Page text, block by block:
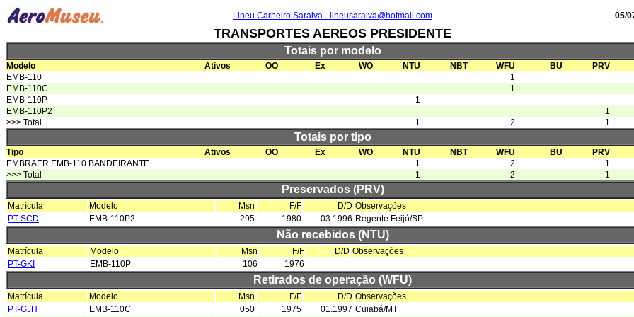
Lineu Carneiro Saraiva - lineusaraiva@hotmail.com 05/
TRANSPORTES AEREOS PRESIDENTE
Totais por modelo
Modelo Ativos OO Ex WO NTU NBT WFU BU PRV
EMB-110
1
EMB-110C
1
EMB-110P
1
EMB-110P2
1
>>> Total
1 2 1
Totais por tipo
Tipo Ativos OO Ex WO NTU NBT WFU BU PRV
EMBRAER EMB-110 BANDEIRANTE
1 2 1
>>> Total
1 2 1
Preservados (PRV)
Matrícula Modelo Msn F/F D/D Observações
PT-SCD
EMB-110P2 295 1980 03.1996 Regente Feijó/SP
Não recebidos (NTU)
Matrícula Modelo Msn F/F D/D Observações
PT-GKI
EMB-110P 106 1976
Retirados de operação (WFU)
Matrícula Modelo Msn F/F D/D Observações
PT-GJH
EMB-110C 050 1975 01.1997 Cuiabá/MT